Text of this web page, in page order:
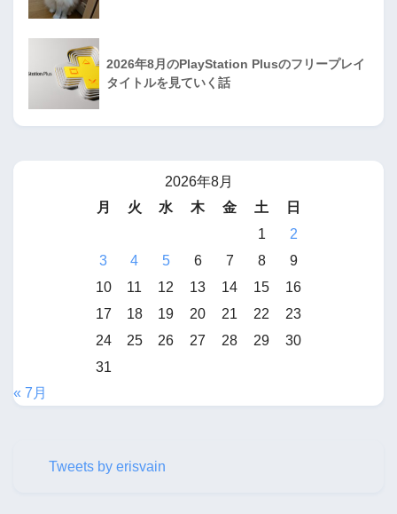
2026年8月のPlayStation Plusのフリープレイ
タイトルを見ていく話
2026年8月
月
火 水 木 金 土
日
1
2
3
4 5 6 7 8
9
10
11 12 13 14 15
16
17
18 19 20 21 22
23
24
25 26 27 28 29
30
31
« 7月
Tweets by erisvain